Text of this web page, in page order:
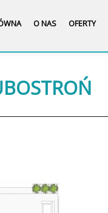
O NAS OFERTY